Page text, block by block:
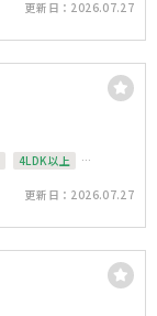
更新日：2026.07.27
4LDK以上
更新日：2026.07.27